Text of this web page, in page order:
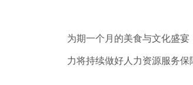
为期一个月的美食与文化盛
力将持续做好人力资源服务保